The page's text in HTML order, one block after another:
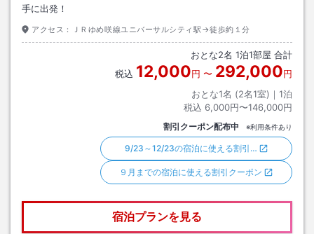
手に出発！
アクセス： ＪＲゆめ咲線ユニバーサルシティ駅→徒歩約１分
おとな2名 1泊1部屋 合計
税込 12,000円 〜 292,000円
おとな1名 (2名1室)｜ 1泊
税込 6,000円〜146,000円
割引クーポン配布中 ※利用条件あり
9/23～12/23の宿泊に使える割引…
９月までの宿泊に使える割引クーポン
宿泊プランを見る